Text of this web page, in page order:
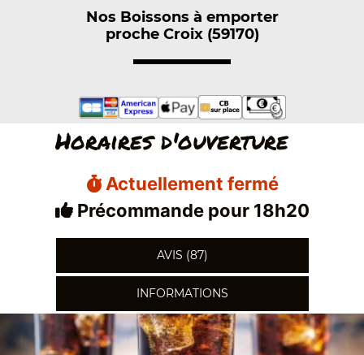
Nos Boissons à emporter
proche Croix (59170)
Horaires d'ouverture
Actuellement fermé
Précommande pour 18h20
AVIS (87)
INFORMATIONS